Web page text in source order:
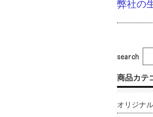
弊社の
商品カテ
オリジナ